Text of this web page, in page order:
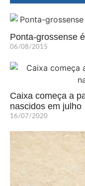
Ponta-grossense
06/08/2015
Caixa começa a
nascidos em julho
16/07/2020